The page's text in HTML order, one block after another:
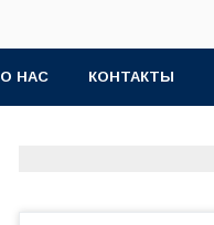
О НАС КОНТАКТЫ